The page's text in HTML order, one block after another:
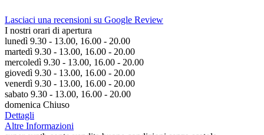
Lasciaci una recensioni su Google Review
I nostri orari di apertura
lunedì 9.30 - 13.00, 16.00 - 20.00
martedì 9.30 - 13.00, 16.00 - 20.00
mercoledì 9.30 - 13.00, 16.00 - 20.00
giovedì 9.30 - 13.00, 16.00 - 20.00
venerdì 9.30 - 13.00, 16.00 - 20.00
sabato 9.30 - 13.00, 16.00 - 20.00
domenica Chiuso
Dettagli
Altre Informazioni